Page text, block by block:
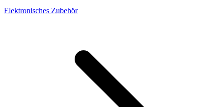
Elektronisches Zubehör